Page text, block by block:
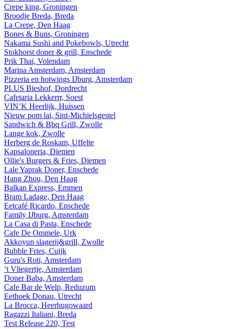
Crepe king, Groningen
Broodje Breda, Breda
La Crepe, Den Haag
Bones & Buns, Groningen
Nakama Sushi and Pokebowls, Utrecht
Stokhorst doner & grill, Enschede
Prik Thai, Volendam
Marina Amsterdam, Amsterdam
Pizzeria en hotwings IJburg, Amsterdam
PLUS Bieshof, Dordrecht
Cafetaria Lekkerrr, Soest
VIN’K Heerlijk, Huissen
Nieuw pom lai, Sint-Michielsgestel
Sandwich & Bbq Grill, Zwolle
Lange kok, Zwolle
Herberg de Roskam, Uffelte
Kapsaloneria, Diemen
Ollie's Burgers & Fries, Diemen
Lale Yaprak Doner, Enschede
Hang Zhou, Den Haag
Balkan Express, Emmen
Bram Ladage, Den Haag
Eetcafé Ricardo, Enschede
Family IJburg, Amsterdam
La Casa di Pasta, Enschede
Cafe De Ommele, Urk
Akkoyun slagerij&grill, Zwolle
Bubble Fries, Cuijk
Guru's Roti, Amsterdam
‘t Vliegertje, Amsterdam
Doner Baba, Amsterdam
Cafe Bar de Welp, Reduzum
Eethoek Donau, Utrecht
La Brocca, Heerhugowaard
Ragazzi Italiani, Breda
Test Release 220, Test